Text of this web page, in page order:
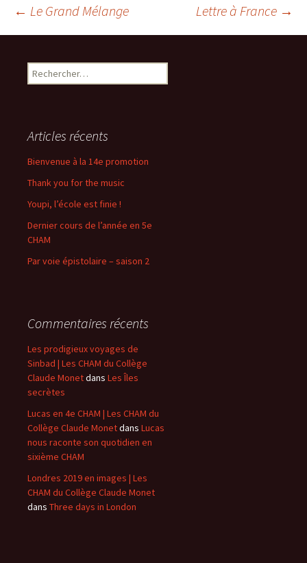
Navigation
des
← Le Grand Mélange Lettre à France →
Rechercher :
Articles récents
Bienvenue à la 14e promotion
Thank you for the music
Youpi, l’école est finie !
Dernier cours de l’année en 5e
CHAM
Par voie épistolaire – saison 2
Commentaires récents
Les prodigieux voyages de
Sinbad | Les CHAM du Collège
Claude Monetdans Les Îles
secrètes
Lucas en 4e CHAM | Les CHAM du
Collège Claude Monetdans Lucas
nous raconte son quotidien en
sixième CHAM
Londres 2019 en images | Les
CHAM du Collège Claude Monet
dans Three days in London